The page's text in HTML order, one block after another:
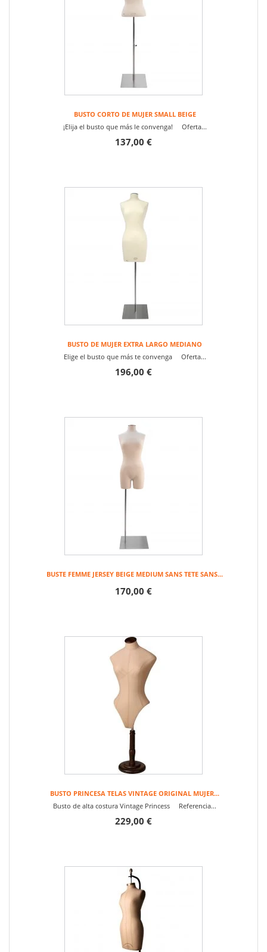
BUSTO CORTO DE MUJER SMALL BEIGE
¡Elija el busto que más le convenga! Oferta...
137,00 €
BUSTO DE MUJER EXTRA LARGO MEDIANO
Elige el busto que más te convenga Oferta...
196,00 €
BUSTE FEMME JERSEY BEIGE MEDIUM SANS TETE SANS...
170,00 €
BUSTO PRINCESA TELAS VINTAGE ORIGINAL MUJER...
Busto de alta costura Vintage Princess Referencia...
229,00 €